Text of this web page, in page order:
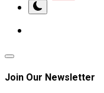
Join Our Newsletter